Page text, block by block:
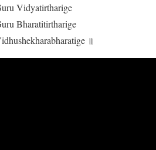
Vidyatirtharige
Bharatitirtharige
॥